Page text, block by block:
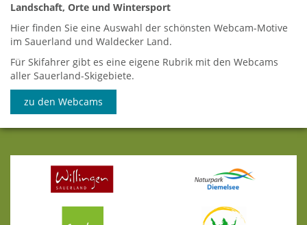
Landschaft, Orte und Wintersport
Hier finden Sie eine Auswahl der schönsten Webcam-Motive
im Sauerland und Waldecker Land.
Für Skifahrer gibt es eine eigene Rubrik mit den Webcams
aller Sauerland-Skigebiete.
zu den Webcams